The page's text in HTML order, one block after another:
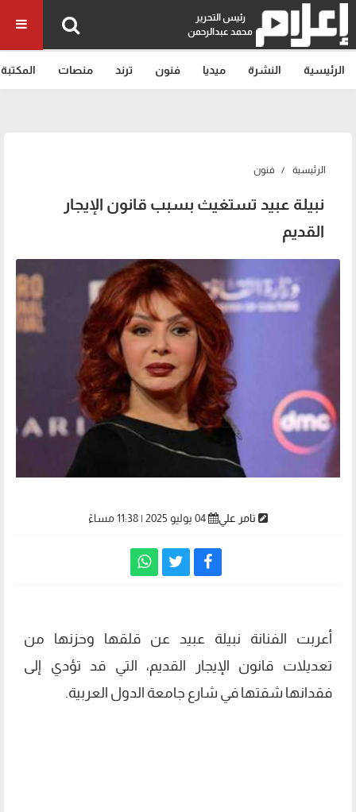
رئيس التحرير
محمد عبدالرحمن
الرئيسية النشرة ميديا فنون ترند منصات المكتبة
الرئيسية فنون
نبيلة عبيد تستغيث بسبب قانون الإيجار
القديم
تامر علي
أعربت الفنانة نبيلة عبيد عن قلقها وحزنها من
تعديلات قانون الإيجار القديم، التي قد تؤدي إلى
فقدانها شقتها في شارع جامعة الدول العربية.